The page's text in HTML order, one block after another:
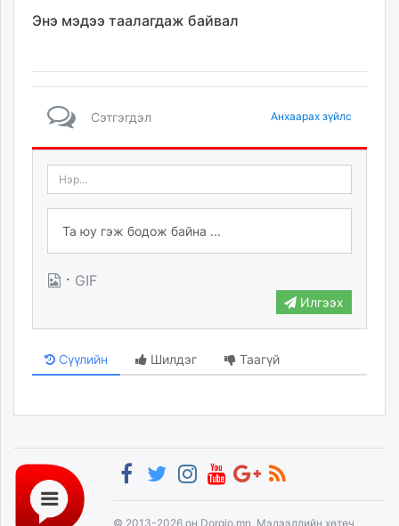
Энэ мэдээ таалагдаж байвал
Сэтгэгдэл Анхаарах зүйлс
· GIF
Илгээх
Сүүлийн Шилдэг Таагүй
© 2013-2026 он Dorgio.mn, Мэдээллийн хөтөч